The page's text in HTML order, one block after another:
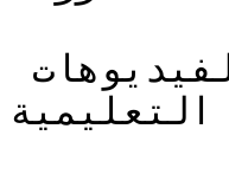
التعليمية